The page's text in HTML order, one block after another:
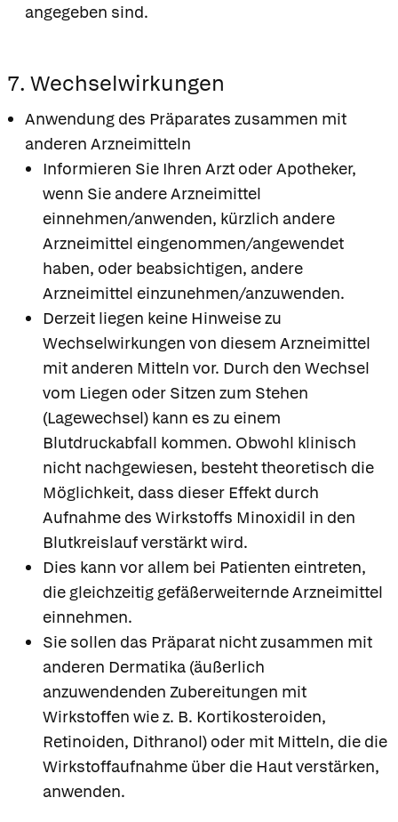
angegeben sind.
7. Wechselwirkungen
Anwendung des Präparates zusammen mit
anderen Arzneimitteln
Informieren Sie Ihren Arzt oder Apotheker,
wenn Sie andere Arzneimittel
einnehmen/anwenden, kürzlich andere
Arzneimittel eingenommen/angewendet
haben, oder beabsichtigen, andere
Arzneimittel einzunehmen/anzuwenden.
Derzeit liegen keine Hinweise zu
Wechselwirkungen von diesem Arzneimittel
mit anderen Mitteln vor. Durch den Wechsel
vom Liegen oder Sitzen zum Stehen
(Lagewechsel) kann es zu einem
Blutdruckabfall kommen. Obwohl klinisch
nicht nachgewiesen, besteht theoretisch die
Möglichkeit, dass dieser Effekt durch
Aufnahme des Wirkstoffs Minoxidil in den
Blutkreislauf verstärkt wird.
Dies kann vor allem bei Patienten eintreten,
die gleichzeitig gefäßerweiternde Arzneimittel
einnehmen.
Sie sollen das Präparat nicht zusammen mit
anderen Dermatika (äußerlich
anzuwendenden Zubereitungen mit
Wirkstoffen wie z. B. Kortikosteroiden,
Retinoiden, Dithranol) oder mit Mitteln, die die
Wirkstoffaufnahme über die Haut verstärken,
anwenden.